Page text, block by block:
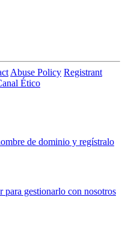
Abuse Policy Registrant
Ético
de dominio y regístralo
para gestionarlo con nosotros